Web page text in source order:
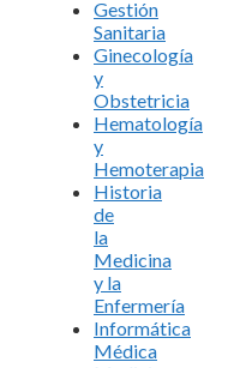
Gestión
Sanitaria
Ginecología
y
Obstetricia
Hematología
y
Hemoterapia
Historia
de
la
Medicina
y la
Enfermería
Informática
Médica